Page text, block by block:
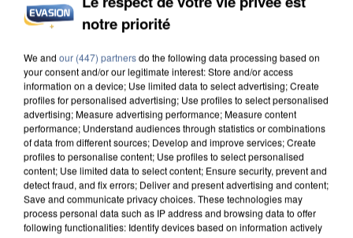
INCENDIES : L’ÎLE-DE-FRANCE LANCE UN ÉLAN
DE SOLIDARITÉ AVEC LES...
notre priorité
We and our (447) partnersdo the following data processing based on
your consent and/or our legitimate interest: Store and/or access
information on a device; Use limited data to select advertising; Create
profiles for personalised advertising; Use profiles to select personalised
advertising; Measure advertising performance; Measure content
performance; Understand audiences through statistics or combinations
of data from different sources; Develop and improve services; Create
profiles to personalise content; Use profiles to select personalised
content; Use limited data to select content; Ensure security, prevent and
detect fraud, and fix errors; Deliver and present advertising and content;
Save and communicate privacy choices. These technologies may
process personal data such as IP address and browsing data to offer
following functionalities: Identify devices based on information actively